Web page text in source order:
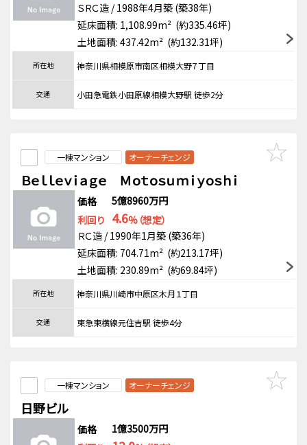
ＳＲＣ造 / 1988年4月築 (築38年)
延床面積: 1,108.99m² (約335.46坪)
土地面積: 437.42m² (約132.31坪)
所在地 神奈川県相模原市南区相模大野７丁目
交通 小田急電鉄小田原線相模大野駅 徒歩2分
一棟マンション オーナーチェンジ
Ｂｅｌｌｅｖｉａｇｅ Ｍｏｔｏｓｕｍｉｙｏｓｈｉ
価格
5億8960万円
利回り 4.6%（想定）
ＲＣ造 / 1990年1月築 (築36年)
延床面積: 704.71m² (約213.17坪)
土地面積: 230.89m² (約69.84坪)
所在地 神奈川県川崎市中原区木月１丁目
交通 東急東横線元住吉駅 徒歩4分
一棟マンション オーナーチェンジ
日野ビル
価格
1億3500万円